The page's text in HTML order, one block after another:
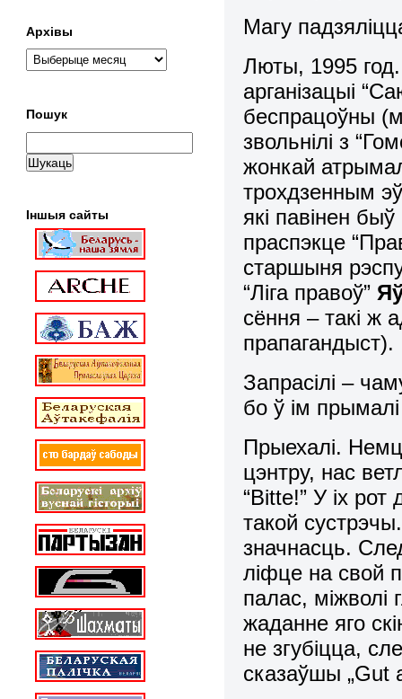
Магу
Люты, 1995
арганізацыі
беспрацоўны
звольнілі з
жонкай
трохдзенным
які павінен
праспэкце
старшыня
“Ліга правоў”
сёння – такі ж
прапагандыст).
Запрасілі –
бо ў ім
Прыехалі.
цэнтру, нас
“Bitte!” У іх
такой
значнасць.
ліфце на свой
палас, міжволі
жаданне яго
не згубіцца,
сказаўшы „Gut
Архівы
Пошук
Іншыя сайты